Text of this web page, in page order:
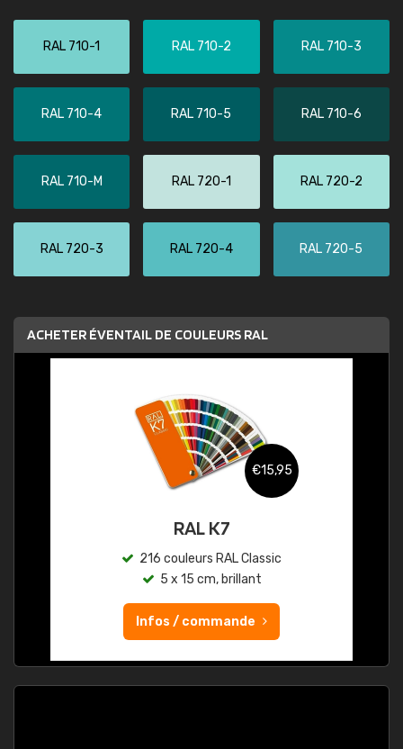
RAL 710-1 RAL 710-2 RAL 710-3
RAL 710-4 RAL 710-5 RAL 710-6
RAL 710-M RAL 720-1 RAL 720-2
RAL 720-3 RAL 720-4 RAL 720-5
ACHETER ÉVENTAIL DE COULEURS RAL
€15,95
RAL K7
216 couleurs RAL Classic
5 x 15 cm, brillant
Infos / commande